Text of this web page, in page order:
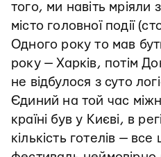
того, ми навіть мріяли
місто головної події
Одного року то мав
року — Харків, потім
не відбулося з суто
Єдиний на той час
країні був у Києві, в
кількість готелів —